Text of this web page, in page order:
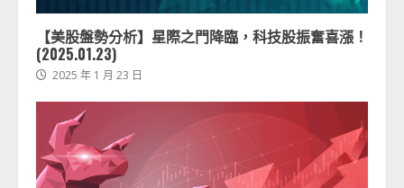
【美股盤勢分析】星際之門降臨，科技股振奮喜漲！
(2025.01.23)
2025 年 1 月 23 日